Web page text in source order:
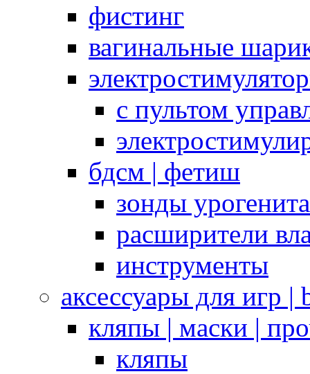
фистинг
вагинальные
с пультом
бдсм | фетиш
зонды
расширители
инструменты
аксессуары для игр |
кляпы | маски |
кляпы